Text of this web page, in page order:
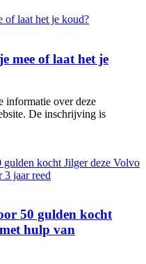
mee of laat het je
informatie over deze
De inschrijving is
50 gulden kocht
hulp van